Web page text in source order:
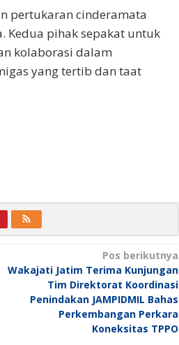
pertukaran cinderamata
Kedua pihak sepakat untuk
kolaborasi dalam
yang tertib dan taat
Pos berikutnya
Wakajati Jatim Terima Kunjungan
Tim Direktorat Koordinasi
Penindakan JAMPIDMIL Bahas
Perkembangan Perkara
Koneksitas TPPO